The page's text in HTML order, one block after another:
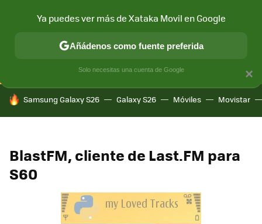
CONECTIVIDAD MÓVIL Y SOCIEDAD APLICACIONES
HOY SE HABLA DE
Samsung Galaxy S26 Galaxy S26 Móviles Movistar
BlastFM, cliente de Last.FM para
S60
×
Ya puedes ver más de Xataka Movil en Google
Añádenos como fuente preferida
Solo necesitas una cuenta de Google